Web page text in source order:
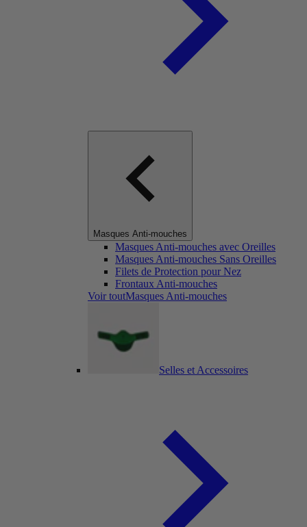
Masques Anti-mouches
Masques Anti-mouches avec Oreilles
Masques Anti-mouches Sans Oreilles
Filets de Protection pour Nez
Frontaux Anti-mouches
Voir toutMasques Anti-mouches
Selles et Accessoires